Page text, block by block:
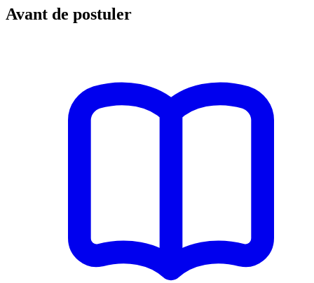
Avant de postuler